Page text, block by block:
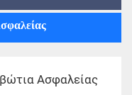
Ασφαλείας